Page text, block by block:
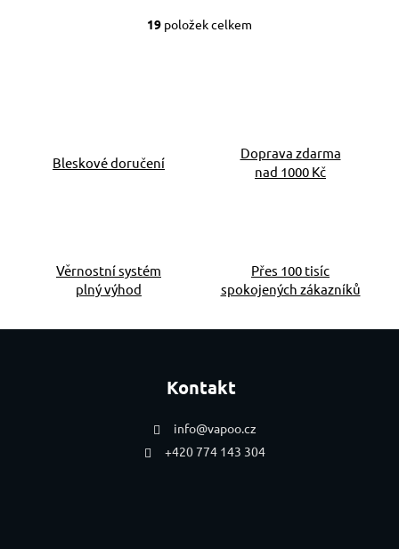
Ovládací prvky
19 položek celkem
Bleskové doručení
Doprava zdarma
nad 1000 Kč
Věrnostní systém
plný výhod
Přes 100 tisíc
spokojených zákazníků
Kontakt
info@vapoo.cz
+420 774 143 304